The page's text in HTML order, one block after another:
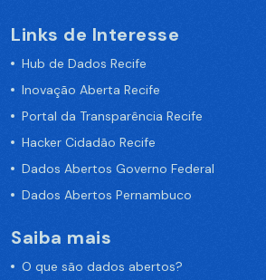
Links de Interesse
Hub de Dados Recife
Inovação Aberta Recife
Portal da Transparência Recife
Hacker Cidadão Recife
Dados Abertos Governo Federal
Dados Abertos Pernambuco
Saiba mais
O que são dados abertos?